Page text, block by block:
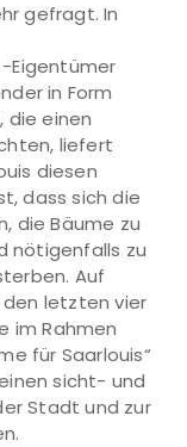
gefragt. In
Eigentümer
in Form
die einen
liefert
diesen
dass sich die
die Bäume zu
nötigenfalls zu
Auf
den letzten vier
im Rahmen
für Saarlouis“
sicht- und
Stadt und zur